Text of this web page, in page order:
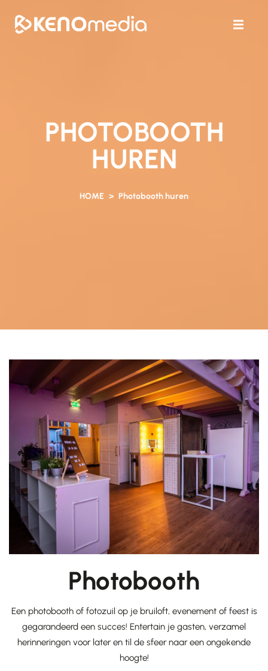
PHOTOBOOTH
HUREN
HOME Photobooth huren
Photobooth
Een photobooth of fotozuil op je bruiloft, evenement of feest is
gegarandeerd een succes! Entertain je gasten, verzamel
herinneringen voor later en til de sfeer naar een ongekende
hoogte!